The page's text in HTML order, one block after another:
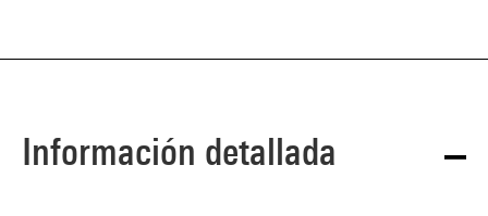
Información detallada